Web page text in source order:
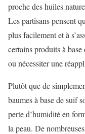
proche des huiles
Les partisans pensent
plus facilement et à
certains produits à base
ou nécessiter une
Plutôt que de
baumes à base de suif
perte d’humidité en
la peau. De